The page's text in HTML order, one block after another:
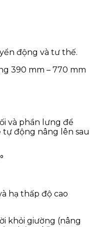
động và tư thế.
390 mm – 770 mm
và phần lưng để
động nâng lên sau
hạ thấp độ cao
khỏi giường (nâng